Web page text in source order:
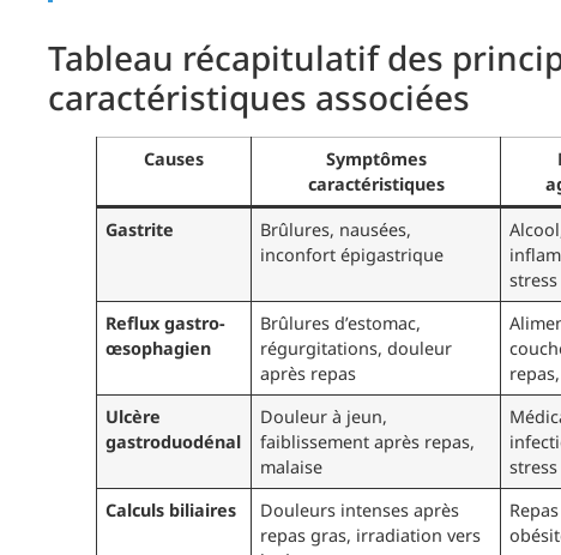
Tableau récapitulatif des
caractéristiques associées
Causes
Symptômes
caractéristiques
Gastrite
Brûlures, nausées,
inconfort épigastrique
stress
Reflux gastro-
œsophagien
Brûlures d’estomac,
régurgitations, douleur
après repas
Ulcère
gastroduodénal
Douleur à jeun,
faiblissement après repas,
malaise
stress
Calculs biliaires
Douleurs intenses après
repas gras, irradiation vers